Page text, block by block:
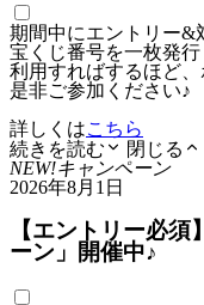
期間中にエントリー&
宝くじ番号を一枚発行
利用すればするほど
是非ご参加ください♪
詳しくはこちら
続きを読む
閉じる
NEW!キャンペーン
2026年8月1日
【エントリー必
ーン」開催中♪